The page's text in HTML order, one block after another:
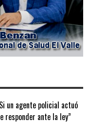
un agente policial actuó
responder ante la ley”